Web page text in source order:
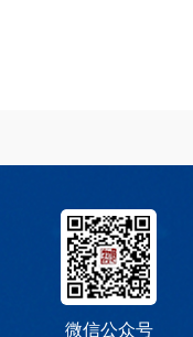
微信公众号